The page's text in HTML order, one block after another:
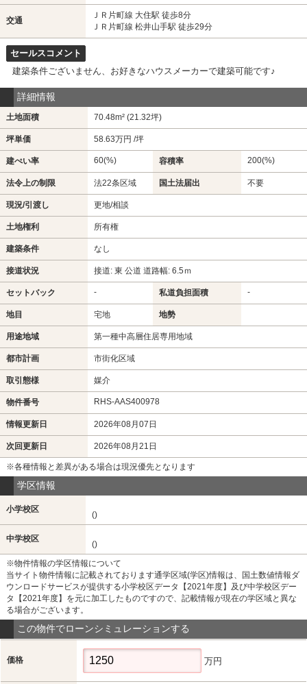
交通
ＪＲ片町線 大住駅 徒歩8分
ＪＲ片町線 松井山手駅 徒歩29分
セールスコメント
建築条件ございません、お好きなハウスメーカーで建築可能です♪
詳細情報
土地面積 70.48m² (21.32坪)
坪単価 58.63万円 /坪
建ぺい率 60(%) 容積率 200(%)
法令上の制限 法22条区域 国土法届出 不要
現況/引渡し 更地/相談
土地権利 所有権
建築条件 なし
接道状況 接道: 東 公道 道路幅: 6.5ｍ
セットバック - 私道負担面積 -
地目 宅地 地勢
用途地域 第一種中高層住居専用地域
都市計画 市街化区域
取引態様 媒介
物件番号 RHS-AAS400978
情報更新日 2026年08月07日
次回更新日 2026年08月21日
※各種情報と差異がある場合は現況優先となります
学区情報
小学校区
()
中学校区
()
※物件情報の学区情報について
当サイト物件情報に記載されております通学区域(学区)情報は、国土数値情報ダ
ウンロードサービスが提供する小学校区データ【2021年度】及び中学校区デー
タ【2021年度】を元に加工したものですので、記載情報が現在の学区域と異な
る場合がございます。
この物件でローンシミュレーションする
価格 万円